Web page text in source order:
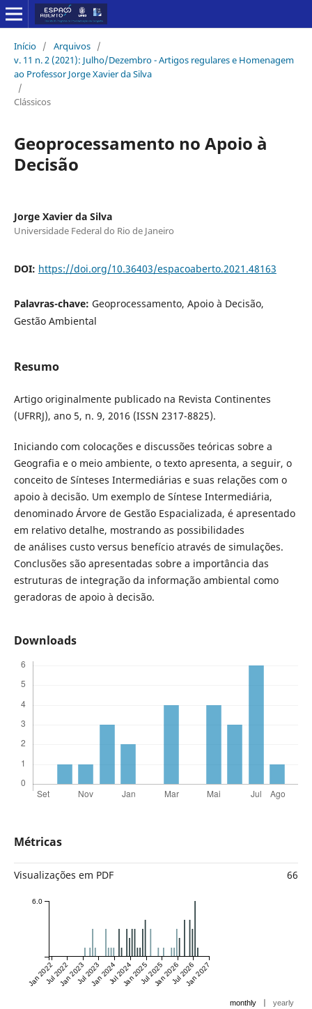
Início / Arquivos /
v. 11 n. 2 (2021): Julho/Dezembro - Artigos regulares e Homenagem
ao Professor Jorge Xavier da Silva
/
Clássicos
Geoprocessamento no Apoio à
Decisão
Jorge Xavier da Silva
Universidade Federal do Rio de Janeiro
DOI: https://doi.org/10.36403/espacoaberto.2021.48163
Palavras-chave: Geoprocessamento, Apoio à Decisão,
Gestão Ambiental
Resumo
Artigo originalmente publicado na Revista Continentes
(UFRRJ), ano 5, n. 9, 2016 (ISSN 2317-8825).
Iniciando com colocações e discussões teóricas sobre a
Geografia e o meio ambiente, o texto apresenta, a seguir, o
conceito de Sínteses Intermediárias e suas relações com o
apoio à decisão. Um exemplo de Síntese Intermediária,
denominado Árvore de Gestão Espacializada, é apresentado
em relativo detalhe, mostrando as possibilidades
de análises custo versus benefício através de simulações.
Conclusões são apresentadas sobre a importância das
estruturas de integração da informação ambiental como
geradoras de apoio à decisão.
Downloads
Métricas
Visualizações em PDF 66
Jan 2022Jul 2022Jan 2023Jul 2023Jan 2024Jul 2024Jan 2025Jul 2025Jan 2026Jul 2026Jan 2027
6.0
monthly | yearly